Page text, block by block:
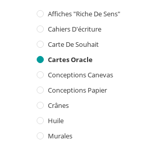
Affiches "riche De Sens"
Cahiers D'écriture
Carte De Souhait
Cartes Oracle
Conceptions Canevas
Conceptions Papier
Crânes
Huile
Murales